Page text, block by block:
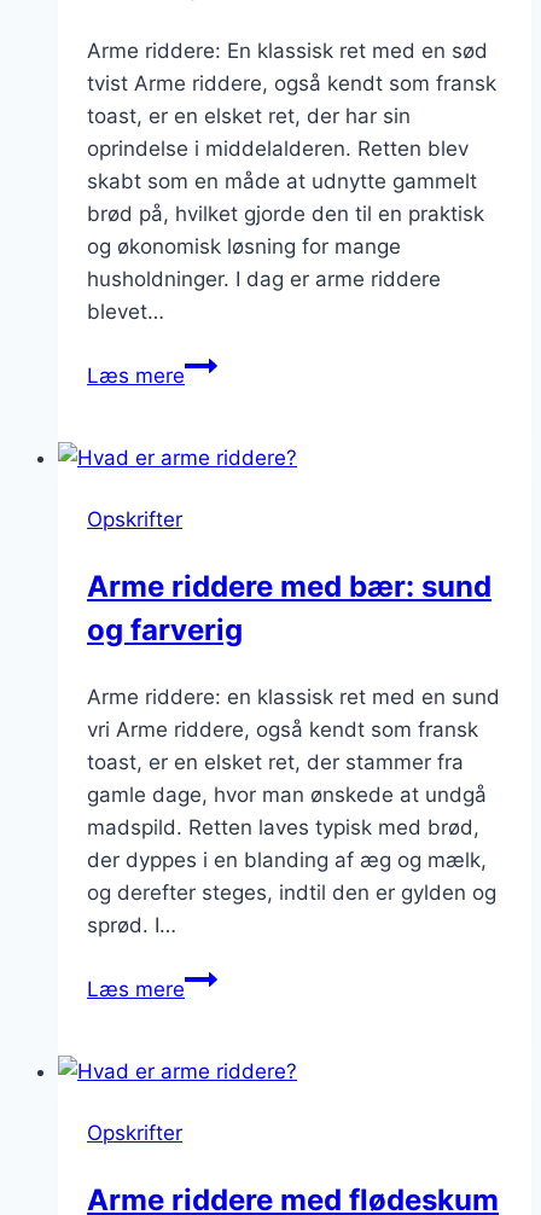
Arme riddere: En klassisk ret med en sød
tvist Arme riddere, også kendt som fransk
toast, er en elsket ret, der har sin
oprindelse i middelalderen. Retten blev
skabt som en måde at udnytte gammelt
brød på, hvilket gjorde den til en praktisk
og økonomisk løsning for mange
husholdninger. I dag er arme riddere
blevet…
Læs mereArme
honning:
Opskrifter
Arme riddere med bær: sund
og farverig
Arme riddere: en klassisk ret med en sund
vri Arme riddere, også kendt som fransk
toast, er en elsket ret, der stammer fra
gamle dage, hvor man ønskede at undgå
madspild. Retten laves typisk med brød,
der dyppes i en blanding af æg og mælk,
og derefter steges, indtil den er gylden og
sprød. I…
Læs mereArme
bær:
Opskrifter
Arme riddere med flødeskum